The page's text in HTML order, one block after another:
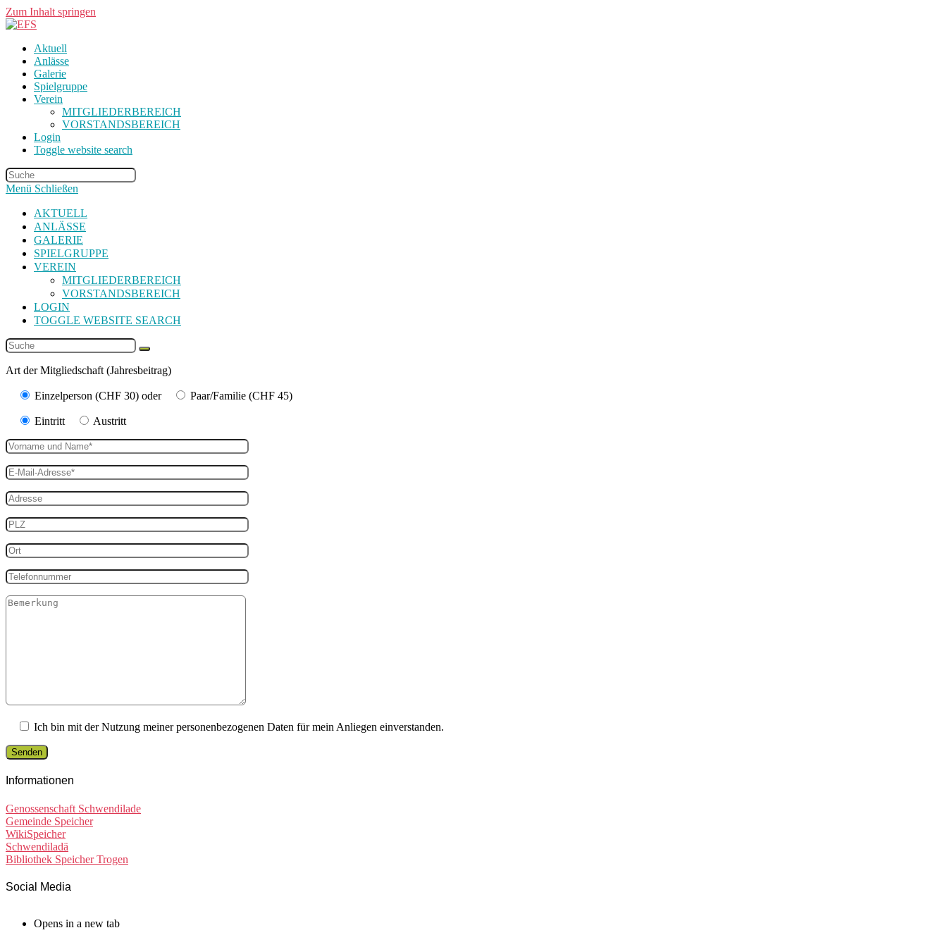
Zum Inhalt springen
Aktuell
Anlässe
Galerie
Spielgruppe
Verein
MITGLIEDERBEREICH
VORSTANDSBEREICH
Login
Toggle website search
Menü Schließen
AKTUELL
ANLÄSSE
GALERIE
SPIELGRUPPE
VEREIN
MITGLIEDERBEREICH
VORSTANDSBEREICH
LOGIN
TOGGLE WEBSITE SEARCH
Art der Mitgliedschaft (Jahresbeitrag)
Einzelperson (CHF 30) oder Paar/Familie (CHF 45)
Eintritt Austritt
Ich bin mit der Nutzung meiner personenbezogenen Daten für mein Anliegen einverstanden.
Informationen
Genossenschaft Schwendilade
Gemeinde Speicher
WikiSpeicher
Schwendiladä
Bibliothek Speicher Trogen
Social Media
Opens in a new tab